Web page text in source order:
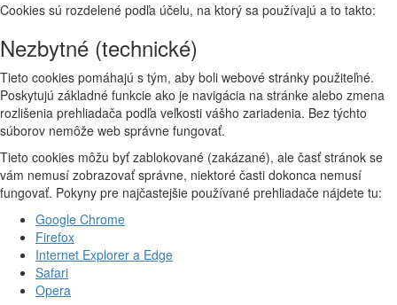
Cookies sú rozdelené podľa účelu, na ktorý sa používajú a to takto:
Nezbytné (technické)
Tieto cookies pomáhajú s tým, aby boli webové stránky použiteľné.
Poskytujú základné funkcie ako je navigácia na stránke alebo zmena
rozlišenia prehliadača podľa veľkosti vášho zariadenia. Bez týchto
súborov nemôže web správne fungovať.
Tieto cookies môžu byť zablokované (zakázané), ale časť stránok se
vám nemusí zobrazovať správne, niektoré časti dokonca nemusí
fungovať. Pokyny pre najčastejšie používané prehliadače nájdete tu:
Google Chrome
Firefox
Internet Explorer a Edge
Safari
Opera